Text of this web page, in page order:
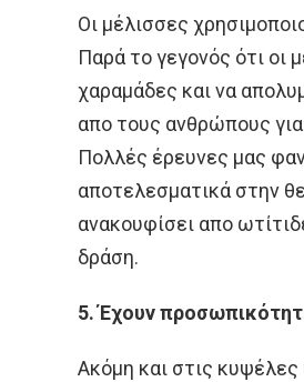
Οι μέλισσες
Παρά το γεγονός ότι οι
χαραμάδες και να
απο τους ανθρώπους
Πολλές έρευνες μας
αποτελεσματικά στην
ανακουφίσει απο
δράση.
5. Έχουν
Ακόμη και στις κυψέλες